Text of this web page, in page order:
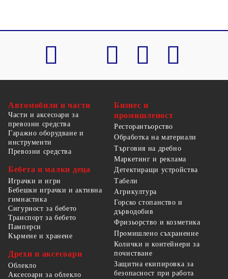
Автомобили и части
Части и аксесоари за
превозни средства
Гаражно оборудване и
инструменти
Превозни средства
Бебета и малки деца
Играчки и игри
Бебешки играчки и активна
гимнастика
Сигурност за бебето
Транспорт за бебето
Памперси
Кърмене и хранене
Дрехи и аксесоари
Облекло
Аксесоари за облекло
Бизнес и
промишленост
Ресторантьорство
Обработка на материали
Търговия на дребно
Маркетинг и реклама
Детектиращи устройства
Табели
Агрикултура
Горско стопанство и
дърводобив
Фризьорство и козметика
Промишлено съхранение
Колички и контейнери за
почистване
Защитна екипировка за
безопасност при работа